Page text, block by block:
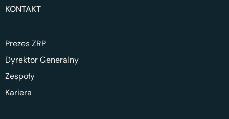
KONTAKT
Prezes ZRP
Dyrektor Generalny
Zespoły
Kariera